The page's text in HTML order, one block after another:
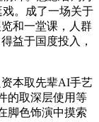
。成了一场关于
和一堂课，人群
益于国度投入，
本取先辈AI手艺
的取深层使用等
脚色饰演中摸索